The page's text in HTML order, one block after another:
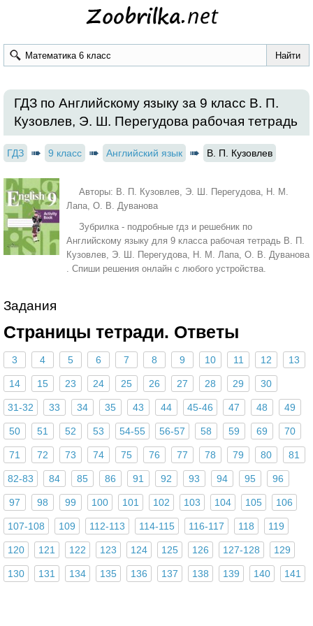
ГДЗ по Английскому языку за 9 класс В. П.
Кузовлев, Э. Ш. Перегудова рабочая тетрадь
ГДЗ 9 класс Английский язык В. П. Кузовлев
Авторы: В. П. Кузовлев, Э. Ш. Перегудова, Н. М.
Лапа, О. В. Дуванова
Зубрилка - подробные гдз и решебник по
Английскому языку для 9 класса рабочая тетрадь В. П.
Кузовлев, Э. Ш. Перегудова, Н. М. Лапа, О. В. Дуванова
. Спиши решения онлайн с любого устройства.
Задания
Страницы тетради. Ответы
3 4 5 6 7 8 9 10 11 12 13
14 15 23 24 25 26 27 28 29 30
31-32 33 34 35 43 44 45-46 47 48 49
50 51 52 53 54-55 56-57 58 59 69 70
71 72 73 74 75 76 77 78 79 80 81
82-83 84 85 86 91 92 93 94 95 96
97 98 99 100 101 102 103 104 105 106
107-108 109 112-113 114-115 116-117 118 119
120 121 122 123 124 125 126 127-128 129
130 131 134 135 136 137 138 139 140 141